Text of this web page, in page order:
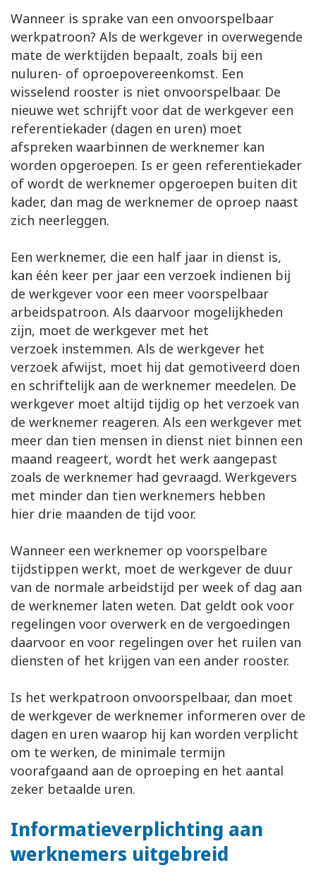
Wanneer is sprake van een onvoorspelbaar
werkpatroon? Als de werkgever in overwegende
mate de werktijden bepaalt, zoals bij een
nuluren- of oproepovereenkomst. Een
wisselend rooster is niet onvoorspelbaar. De
nieuwe wet schrijft voor dat de werkgever een
referentiekader (dagen en uren) moet
afspreken waarbinnen de werknemer kan
worden opgeroepen. Is er geen referentiekader
of wordt de werknemer opgeroepen buiten dit
kader, dan mag de werknemer de oproep naast
zich neerleggen.
Een werknemer, die een half jaar in dienst is,
kan één keer per jaar een verzoek indienen bij
de werkgever voor een meer voorspelbaar
arbeidspatroon. Als daarvoor mogelijkheden
zijn, moet de werkgever met het
verzoek instemmen. Als de werkgever het
verzoek afwijst, moet hij dat gemotiveerd doen
en schriftelijk aan de werknemer meedelen. De
werkgever moet altijd tijdig op het verzoek van
de werknemer reageren. Als een werkgever met
meer dan tien mensen in dienst niet binnen een
maand reageert, wordt het werk aangepast
zoals de werknemer had gevraagd. Werkgevers
met minder dan tien werknemers hebben
hier drie maanden de tijd voor.
Wanneer een werknemer op voorspelbare
tijdstippen werkt, moet de werkgever de duur
van de normale arbeidstijd per week of dag aan
de werknemer laten weten. Dat geldt ook voor
regelingen voor overwerk en de vergoedingen
daarvoor en voor regelingen over het ruilen van
diensten of het krijgen van een ander rooster.
Is het werkpatroon onvoorspelbaar, dan moet
de werkgever de werknemer informeren over de
dagen en uren waarop hij kan worden verplicht
om te werken, de minimale termijn
voorafgaand aan de oproeping en het aantal
zeker betaalde uren.
Informatieverplichting aan
werknemers uitgebreid